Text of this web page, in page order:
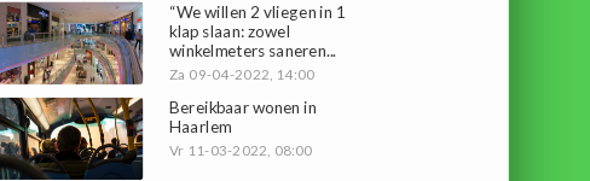
“We willen 2 vliegen in 1
klap slaan: zowel
winkelmeters saneren...
Za 09-04-2022, 14:00
Bereikbaar wonen in
Haarlem
Vr 11-03-2022, 08:00